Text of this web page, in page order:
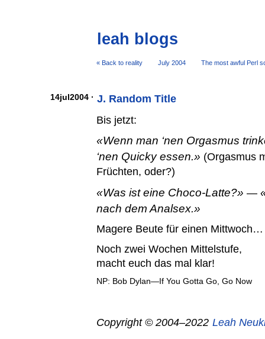
leah blogs
« Back to reality July 2004 The most awful Perl
14jul2004 · J. Random Title
Bis jetzt:
Wenn man ‘nen Orgasmus
‘nen Quicky essen.
(Orgasmus
Früchten, oder?)
Was ist eine Choco-Latte? —
nach dem Analsex.
Magere Beute für einen Mittwoch…
Noch zwei Wochen Mittelstufe,
macht euch das mal klar!
NP: Bob Dylan—If You Gotta Go, Go Now
Copyright © 2004–2022 Leah